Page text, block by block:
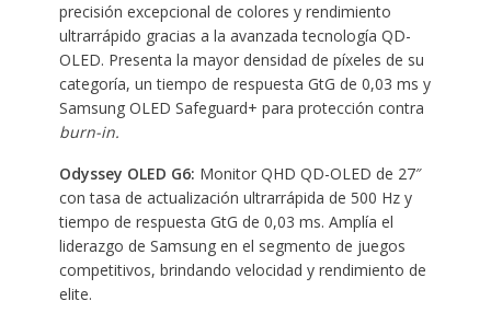
precisión excepcional de colores y rendimiento
ultrarrápido gracias a la avanzada tecnología QD-
OLED. Presenta la mayor densidad de píxeles de su
categoría, un tiempo de respuesta GtG de 0,03 ms y
Samsung OLED Safeguard+ para protección contra
burn-in.
Odyssey OLED G6: Monitor QHD QD-OLED de 27″
con tasa de actualización ultrarrápida de 500 Hz y
tiempo de respuesta GtG de 0,03 ms. Amplía el
liderazgo de Samsung en el segmento de juegos
competitivos, brindando velocidad y rendimiento de
elite.